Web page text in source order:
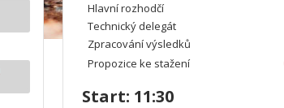
Hlavní rozhodčí
Technický delegát
Zpracování výsledků
Propozice ke stažení
Start: 11:30